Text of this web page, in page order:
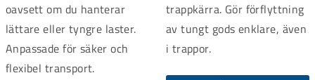
oavsett om du hanterar
lättare eller tyngre laster.
Anpassade för säker och
flexibel transport.
trappkärra. Gör förflyttning
av tungt gods enklare, även
i trappor.